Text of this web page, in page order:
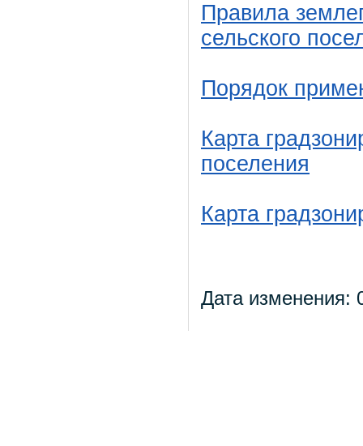
Правила
сельского
Порядок
Карта
поселения
Карта
Дата изменения: